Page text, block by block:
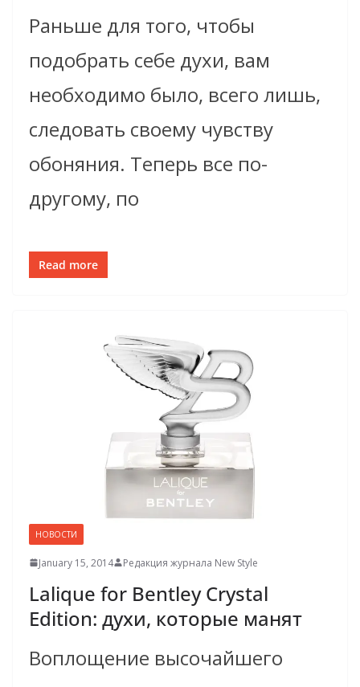
Раньше для того, чтобы
подобрать себе духи, вам
необходимо было, всего лишь,
следовать своему чувству
обоняния. Теперь все по-
другому, по
Read more
НОВОСТИ
January 15, 2014 Редакция журнала New Style
Lalique for Bentley Crystal
Edition: духи, которые манят
Воплощение высочайшего